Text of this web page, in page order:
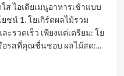
ส ไอเดียเมนูอาหารเช้าแบบ
ชน์ 1. โยเกิร์ตผลไม้รวม
รวดเร็ว เพียงแค่เตรียม: โย
อรสที่คุณชื่นชอบ ผลไม้สด:...